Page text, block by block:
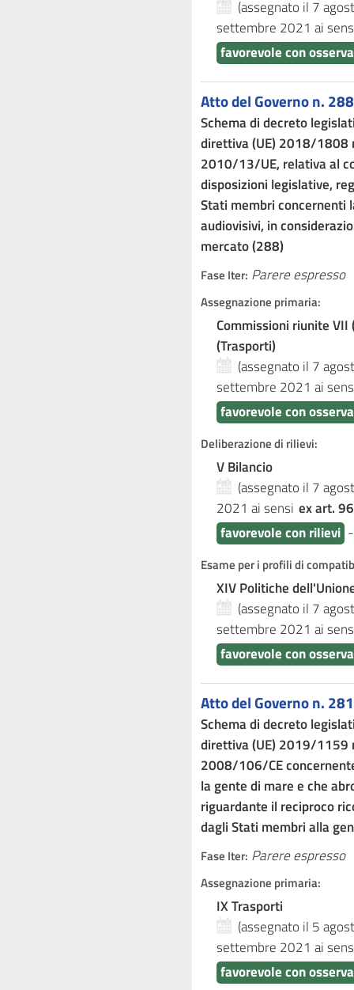
(assegnato il 7
settembre 2021 ai
favorevole con
Atto del Governo n. 288
Schema di decreto
direttiva (UE) 2018/1808
2010/13/UE, relativa al
disposizioni legislative,
Stati membri concernenti
audiovisivi, in
mercato (288)
Fase Iter: Parere espresso
Assegnazione primaria:
Commissioni riunite VII
(Trasporti)
(assegnato il 7
settembre 2021 ai
favorevole con
Deliberazione di rilievi:
V Bilancio
(assegnato il 7
2021 ai sensi ex art.
favorevole con rilievi
Esame per i profili di
XIV Politiche
(assegnato il 7
settembre 2021 ai
favorevole con
Atto del Governo n. 281
Schema di decreto
direttiva (UE) 2019/1159
2008/106/CE
la gente di mare e che
riguardante il reciproco
dagli Stati membri alla
Fase Iter: Parere espresso
Assegnazione primaria:
IX Trasporti
(assegnato il 5
settembre 2021 ai
favorevole con